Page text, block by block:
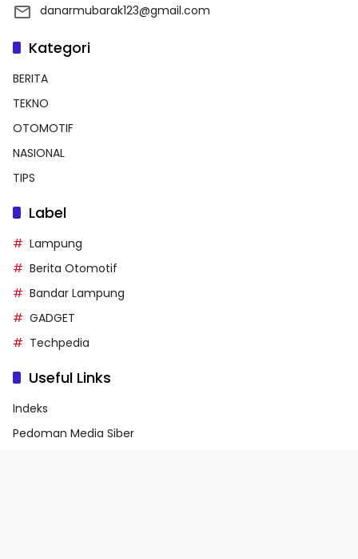
danarmubarak123@gmail.com
Kategori
BERITA
TEKNO
OTOMOTIF
NASIONAL
TIPS
Label
Lampung
Berita Otomotif
Bandar Lampung
GADGET
Techpedia
Useful Links
Indeks
Pedoman Media Siber